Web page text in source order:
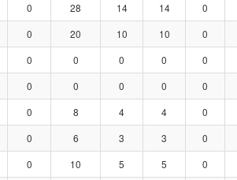
0 28 14 14 0
0 20 10 10 0
0 0 0 0 0
0 0 0 0 0
0 8 4 4 0
0 6 3 3 0
0 10 5 5 0